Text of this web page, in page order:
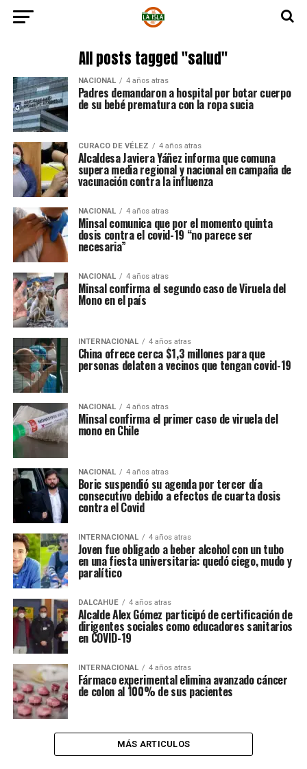
All posts tagged "salud"
NACIONAL 4 años atras
Padres demandaron a hospital por botar cuerpo
de su bebé prematura con la ropa sucia
CURACO DE VÉLEZ 4 años atras
Alcaldesa Javiera Yáñez informa que comuna
supera media regional y nacional en campaña de
vacunación contra la influenza
NACIONAL 4 años atras
Minsal comunica que por el momento quinta
dosis contra el covid-19 “no parece ser
necesaria”
NACIONAL 4 años atras
Minsal confirma el segundo caso de Viruela del
Mono en el país
INTERNACIONAL 4 años atras
China ofrece cerca $1,3 millones para que
personas delaten a vecinos que tengan covid-19
NACIONAL 4 años atras
Minsal confirma el primer caso de viruela del
mono en Chile
NACIONAL 4 años atras
Boric suspendió su agenda por tercer día
consecutivo debido a efectos de cuarta dosis
contra el Covid
INTERNACIONAL 4 años atras
Joven fue obligado a beber alcohol con un tubo
en una fiesta universitaria: quedó ciego, mudo y
paralítico
DALCAHUE 4 años atras
Alcalde Alex Gómez participó de certificación de
dirigentes sociales como educadores sanitarios
en COVID-19
INTERNACIONAL 4 años atras
Fármaco experimental elimina avanzado cáncer
de colon al 100% de sus pacientes
MÁS ARTICULOS